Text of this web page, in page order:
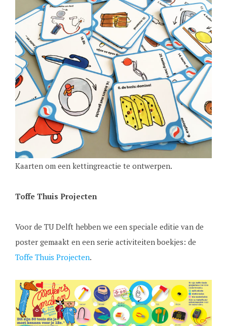
Kaarten om een kettingreactie te ontwerpen.
Toffe Thuis Projecten
Voor de TU Delft hebben we een speciale editie van de
poster gemaakt en een serie activiteiten boekjes: de
Toffe Thuis Projecten.